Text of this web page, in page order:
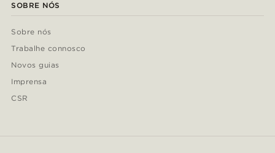
SOBRE NÓS
Sobre nós
Trabalhe connosco
Novos guias
Imprensa
CSR